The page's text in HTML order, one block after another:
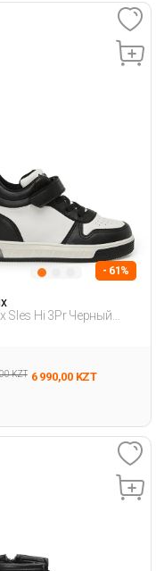
- 61%
Sles Hi 3Pr Черный
KZT 6 990,00 KZT